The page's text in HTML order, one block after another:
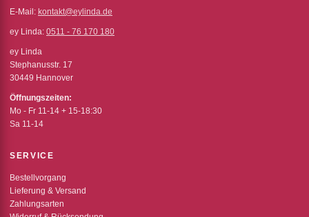
E-Mail: kontakt@eylinda.de
ey Linda: 0511 - 76 170 180
ey Linda
Stephanusstr. 17
30449 Hannover
Öffnungszeiten:
Mo - Fr 11-14 + 15-18:30
Sa 11-14
SERVICE
Bestellvorgang
Lieferung & Versand
Zahlungsarten